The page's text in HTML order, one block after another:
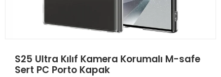
S25 Ultra Kılıf Kamera Korumalı M-safe
Sert PC Porto Kapak